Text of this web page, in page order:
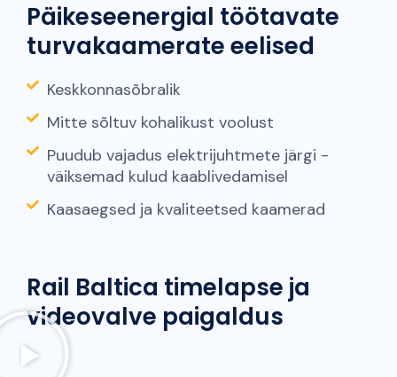
Päikeseenergial töötavate
turvakaamerate eelised
Keskkonnasõbralik
Mitte sõltuv kohalikust voolust
Puudub vajadus elektrijuhtmete järgi -
väiksemad kulud kaablivedamisel
Kaasaegsed ja kvaliteetsed kaamerad
Rail Baltica timelapse ja
videovalve paigaldus